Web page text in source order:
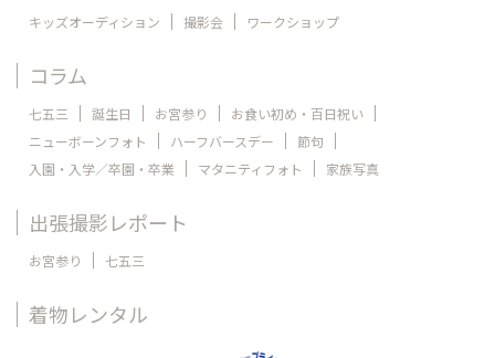
キッズオーディション 撮影会 ワークショップ
コラム
七五三 誕生日 お宮参り
お食い初め・百日祝い
ニューボーンフォト
ハーフバースデー
節句
入園・入学／卒園・卒業
マタニティフォト 家族写真
出張撮影レポート
お宮参り 七五三
着物レンタル